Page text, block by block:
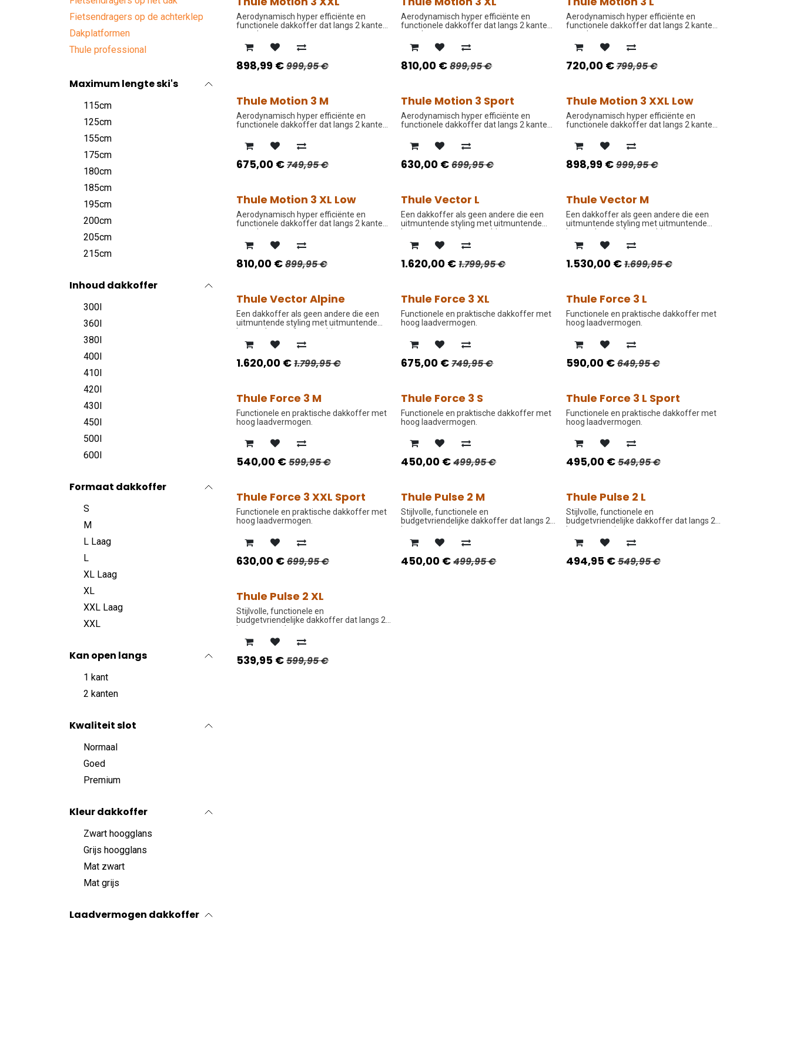
Fietsendragers op de achterklep
Dakplatformen
Thule professional
Maximum lengte ski's
115cm
125cm
155cm
175cm
180cm
185cm
195cm
200cm
205cm
215cm
Inhoud dakkoffer
300l
360l
380l
400l
410l
420l
430l
450l
500l
600l
Formaat dakkoffer
S
M
L Laag
L
XL Laag
XL
XXL Laag
XXL
Kan open langs
1 kant
2 kanten
Kwaliteit slot
Normaal
Goed
Premium
Kleur dakkoffer
Zwart hoogglans
Grijs hoogglans
Mat zwart
Mat grijs
Laadvermogen dakkoffer
PROMO PRIJS
Aerodynamisch hyper efficiënte en
functionele dakkoffer dat langs 2 kanten
open kan.
898,99 €999,95€
PROMO PRIJS
Aerodynamisch hyper efficiënte en
functionele dakkoffer dat langs 2 kanten
open kan.
810,00 €899,95€
PROMO PRIJS
Aerodynamisch hyper efficiënte en
functionele dakkoffer dat langs 2 kanten
open kan.
720,00€799,95€
PROMO PRIJS
Thule Motion 3 M
Aerodynamisch hyper efficiënte en
functionele dakkoffer dat langs 2 kanten
675,00 €749,95€
PROMO PRIJS
Thule Motion 3 Sport
Aerodynamisch hyper efficiënte en
functionele dakkoffer dat langs 2 kanten
630,00 €699,95€
PROMO PRIJS
Thule Motion 3 XXL Low
Aerodynamisch hyper efficiënte en
functionele dakkoffer dat langs 2 kanten
898,99€999,95€
PROMO PRIJS
Thule Motion 3 XL Low
Aerodynamisch hyper efficiënte en
functionele dakkoffer dat langs 2 kanten
open kan.
810,00 €899,95€
PROMO PRIJS
Thule Vector L
Een dakkoffer als geen andere die een
uitmuntende styling met uitmuntende
kenmerken perfect combineert.
1.620,00 €1.799,95€
PROMO PRIJS
Thule Vector M
Een dakkoffer als geen andere die een
uitmuntende styling met uitmuntende
kenmerken perfect combineert.
1.530,00€1.699,95€
PROMO PRIJS
Thule Vector Alpine
Een dakkoffer als geen andere die een
uitmuntende styling met uitmuntende
kenmerken perfect combineert.
1.620,00 €1.799,95€
PROMO PRIJS
Thule Force 3 XL
Functionele en praktische dakkoffer met
hoog laadvermogen.
675,00 €749,95€
PROMO PRIJS
Thule Force 3 L
Functionele en praktische dakkoffer met
hoog laadvermogen.
590,00€649,95€
PROMO PRIJS
Thule Force 3 M
Functionele en praktische dakkoffer met
hoog laadvermogen.
540,00 €599,95€
PROMO PRIJS
Thule Force 3 S
Functionele en praktische dakkoffer met
hoog laadvermogen.
450,00 €499,95€
PROMO PRIJS
Thule Force 3 L Sport
Functionele en praktische dakkoffer met
hoog laadvermogen.
495,00€549,95€
PROMO PRIJS
Thule Force 3 XXL Sport
Functionele en praktische dakkoffer met
hoog laadvermogen.
630,00 €699,95€
PROMO PRIJS
Thule Pulse 2 M
Stijlvolle, functionele en
budgetvriendelijke dakkoffer dat langs 2
kanten open kan.
450,00 €499,95€
PROMO PRIJS
Thule Pulse 2 L
Stijlvolle, functionele en
budgetvriendelijke dakkoffer dat langs 2
kanten open kan.
494,95€549,95€
PROMO PRIJS
Thule Pulse 2 XL
Stijlvolle, functionele en
budgetvriendelijke dakkoffer dat langs 2
kanten open kan.
539,95 €599,95€